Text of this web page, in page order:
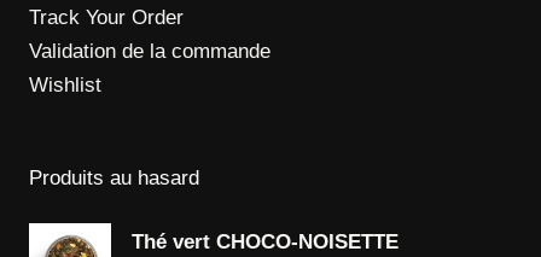
Track Your Order
Validation de la commande
Wishlist
Produits au hasard
Thé vert CHOCO-NOISETTE